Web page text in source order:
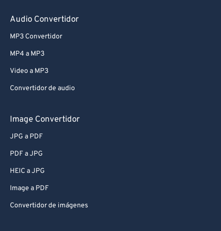
Audio Convertidor
MP3 Convertidor
MP4 a MP3
Video a MP3
Convertidor de audio
Image Convertidor
JPG a PDF
PDF a JPG
HEIC a JPG
Image a PDF
Convertidor de imágenes